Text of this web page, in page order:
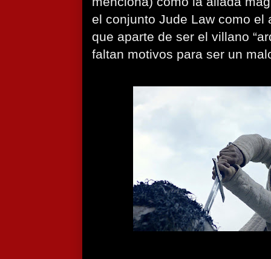
el conjunto Jude Law como el
que aparte de ser el villano
faltan motivos para ser un